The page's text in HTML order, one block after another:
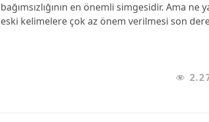
bağımsızlığının en önemli simgesidir. Ama ne
eski kelimelere çok az önem verilmesi son